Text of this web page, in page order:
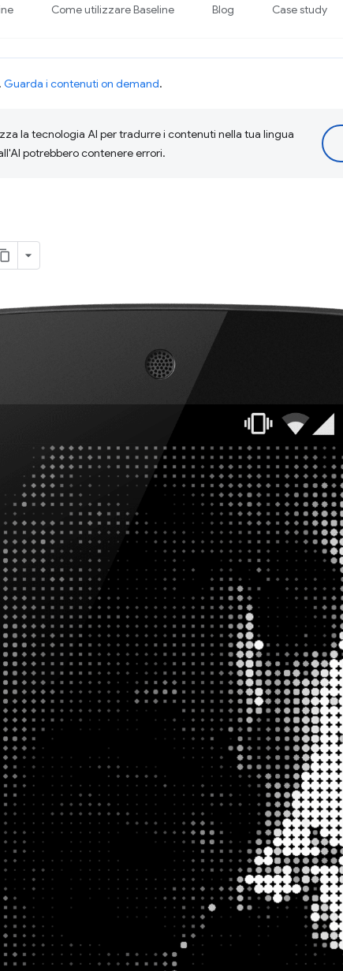
Come utilizzare Baseline Blog Case study
Guarda i contenuti on demand.
la tecnologia AI per tradurre i contenuti nella tua lingua
potrebbero contenere errori.